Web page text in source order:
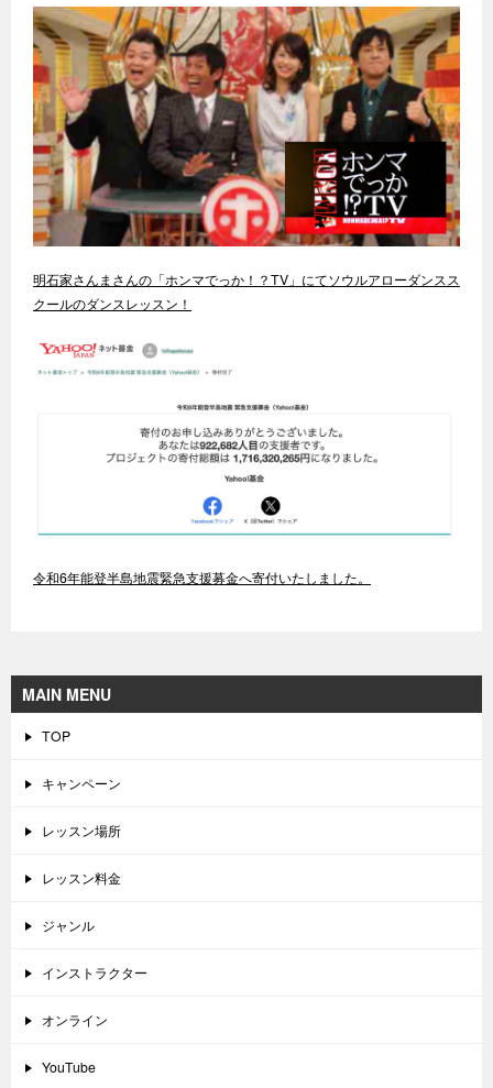
明石家さんまさんの「ホンマでっか！？TV」にてソウルアローダンスス
クールのダンスレッスン！
令和6年能登半島地震緊急支援募金へ寄付いたしました。
MAIN MENU
TOP
キャンペーン
レッスン場所
レッスン料金
ジャンル
インストラクター
オンライン
YouTube